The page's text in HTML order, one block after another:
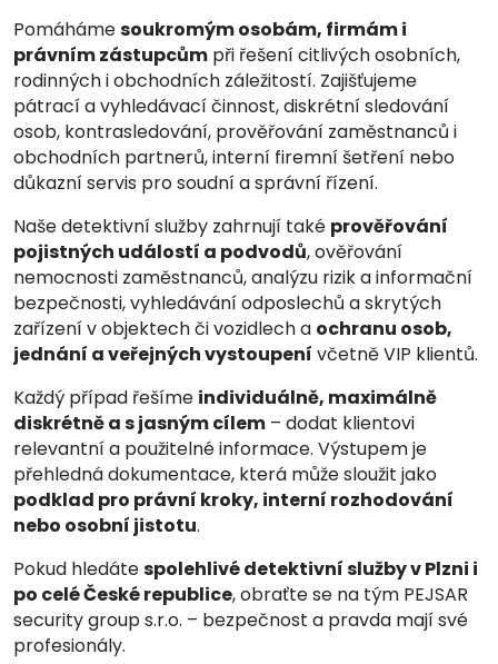
Pomáhámesoukromým osobám, firmám i
právním zástupcům při řešení citlivých osobních,
rodinných i obchodních záležitostí. Zajišťujeme
pátrací a vyhledávací činnost, diskrétní sledování
osob, kontrasledování, prověřování zaměstnanců i
obchodních partnerů, interní firemní šetření nebo
důkazní servis pro soudní a správní řízení.
Naše detektivní služby zahrnují také prověřování
pojistných událostí a podvodů, ověřování
nemocnosti zaměstnanců, analýzu rizik a informační
bezpečnosti, vyhledávání odposlechů a skrytých
zařízení v objektech či vozidlech a ochranu osob,
jednání a veřejných vystoupení včetně VIP klientů.
Každý případ řešíme individuálně, maximálně
diskrétně a s jasným cílem – dodat klientovi
relevantní a použitelné informace. Výstupem je
přehledná dokumentace, která může sloužit jako
podklad pro právní kroky, interní rozhodování
nebo osobní jistotu.
Pokud hledátespolehlivé detektivní služby v Plzni i
po celé České republice, obraťte se na tým PEJSAR
security group s.r.o. – bezpečnost a pravda mají své
profesionály.